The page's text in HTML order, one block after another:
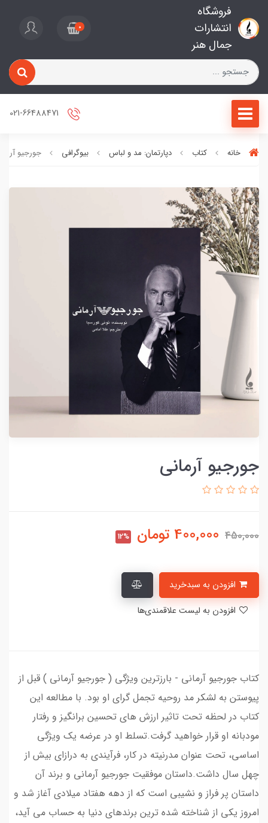
فروشگاه
انتشارات
جمال هنر
0
خانه کتاب دپارتمان: مد و لباس بیوگرافی جورجیو
جورجیو آرمانی
450,000
400,000 تومان 12%
کتاب جورجیو آرمانی - بارزترین ویژگی ( جورجیو آرمانی ) قبل از
پیوستن به لشکر مد روحیه تجمل گرای او بود. با مطالعه این
کتاب در لحظه تحت تاثیر ارزش های تحسین برانگیز و رفتار
مودبانه او قرار خواهید گرفت.تسلط او در عرضه یک ویژگی
اساسی، تحت عنوان مدرنیته در کار، فرآیندی به درازای بیش از
چهل سال داشت.داستان موفقیت جورجیو آرمانی و برند آن
داستان پر فراز و نشیبی است که از دهه هفتاد میلادی آغاز شد و
امروز یکی از شناخته شده ترین برندهای دنیا به حساب می آید،